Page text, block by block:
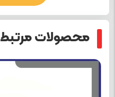
محصولات مرتبط